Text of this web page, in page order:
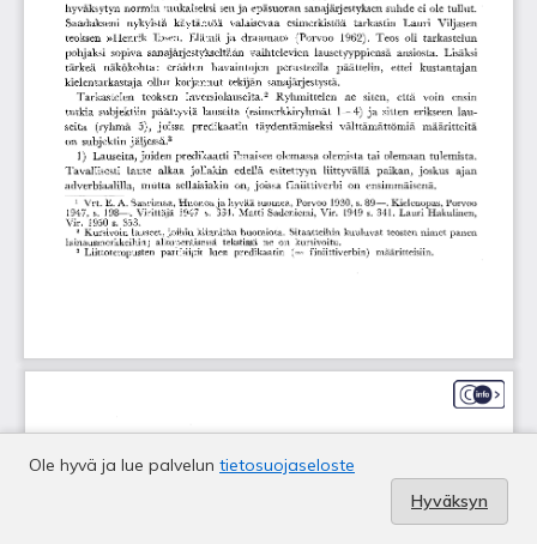
Ole hyvä ja lue palvelun tietosuojaseloste
Hyväksyn